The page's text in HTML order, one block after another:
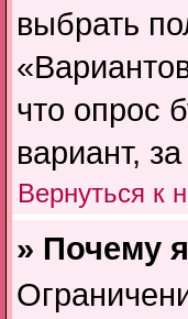
выбрать
что опрос
вариант,
Вернуться к
» Почему